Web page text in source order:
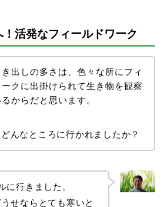
活発なフィールドワーク
出しの多さは、色々な所にフィ
クに出掛けられて生き物を観察
からだと思います。
んなところに行かれましたか？
に行きました。
せならとても寒いと